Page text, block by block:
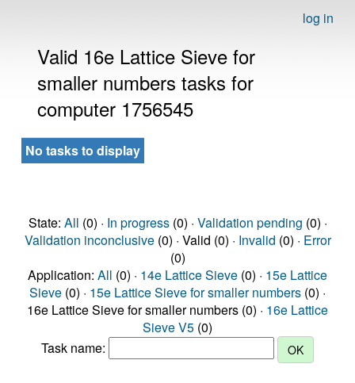
log in
Valid 16e Lattice Sieve for
smaller numbers tasks for
computer 1756545
No tasks to display
State: All (0) · In progress(0) · Validation pending (0) ·
Validation inconclusive(0) · Valid (0) · Invalid (0) · Error
(0)
Application: All (0) · 14e Lattice Sieve (0) · 15e Lattice
Sieve (0) · 15e Lattice Sieve for smaller numbers (0) ·
16e Lattice Sieve for smaller numbers (0) · 16e Lattice
Sieve V5 (0)
Task name: